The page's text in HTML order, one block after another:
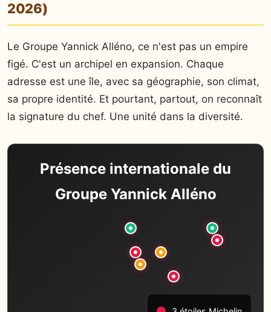
2026)
Le Groupe Yannick Alléno, ce n'est pas un empire
figé. C'est un archipel en expansion. Chaque
adresse est une île, avec sa géographie, son climat,
sa propre identité. Et pourtant, partout, on reconnaît
la signature du chef. Une unité dans la diversité.
Présence internationale du
Groupe Yannick Alléno